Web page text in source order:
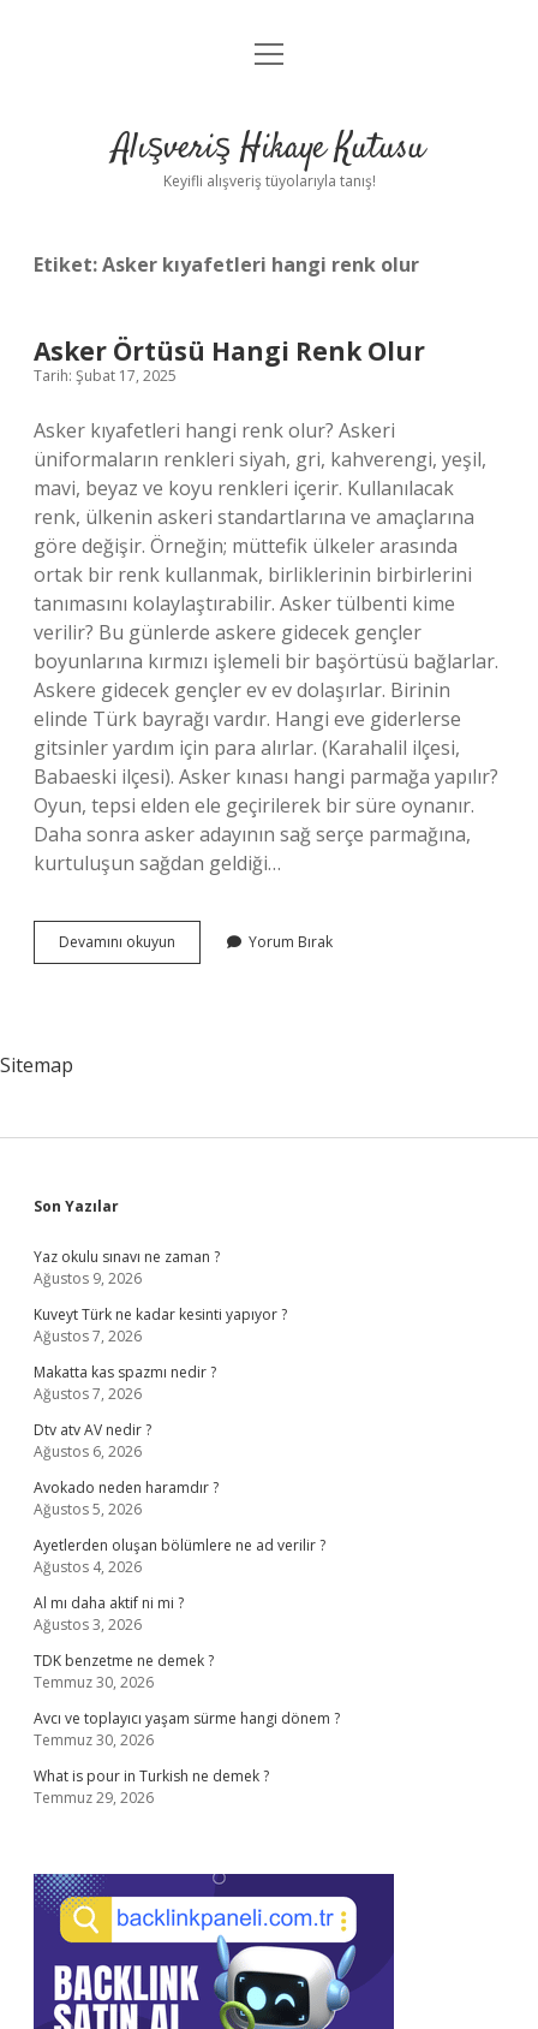
Anasayfa
Yasal Uyarı
menüyü
Alışveriş Hikaye Kutusu
Keyifli alışveriş tüyolarıyla tanış!
Etiket:Asker kıyafetleri hangi renk olur
Asker Örtüsü Hangi Renk Olur
Tarih: Şubat 17, 2025
Asker kıyafetleri hangi renk olur? Askeri
üniformaların renkleri siyah, gri, kahverengi, yeşil,
mavi, beyaz ve koyu renkleri içerir. Kullanılacak
renk, ülkenin askeri standartlarına ve amaçlarına
göre değişir. Örneğin; müttefik ülkeler arasında
ortak bir renk kullanmak, birliklerinin birbirlerini
tanımasını kolaylaştırabilir. Asker tülbenti kime
verilir? Bu günlerde askere gidecek gençler
boyunlarına kırmızı işlemeli bir başörtüsü bağlarlar.
Askere gidecek gençler ev ev dolaşırlar. Birinin
elinde Türk bayrağı vardır. Hangi eve giderlerse
gitsinler yardım için para alırlar. (Karahalil ilçesi,
Babaeski ilçesi). Asker kınası hangi parmağa yapılır?
Oyun, tepsi elden ele geçirilerek bir süre oynanır.
Daha sonra asker adayının sağ serçe parmağına,
kurtuluşun sağdan geldiği…
Devamını okuyun
Örtüsü
Yorum Bırak
Sitemap
Sidebar
Son Yazılar
Yaz okulu sınavı ne zaman ?
Ağustos 9, 2026
Kuveyt Türk ne kadar kesinti yapıyor ?
Ağustos 7, 2026
Makatta kas spazmı nedir ?
Ağustos 7, 2026
Dtv atv AV nedir ?
Ağustos 6, 2026
Avokado neden haramdır ?
Ağustos 5, 2026
Ayetlerden oluşan bölümlere ne ad verilir ?
Ağustos 4, 2026
Al mı daha aktif ni mi ?
Ağustos 3, 2026
TDK benzetme ne demek ?
Temmuz 30, 2026
Avcı ve toplayıcı yaşam sürme hangi dönem ?
Temmuz 30, 2026
What is pour in Turkish ne demek ?
Temmuz 29, 2026